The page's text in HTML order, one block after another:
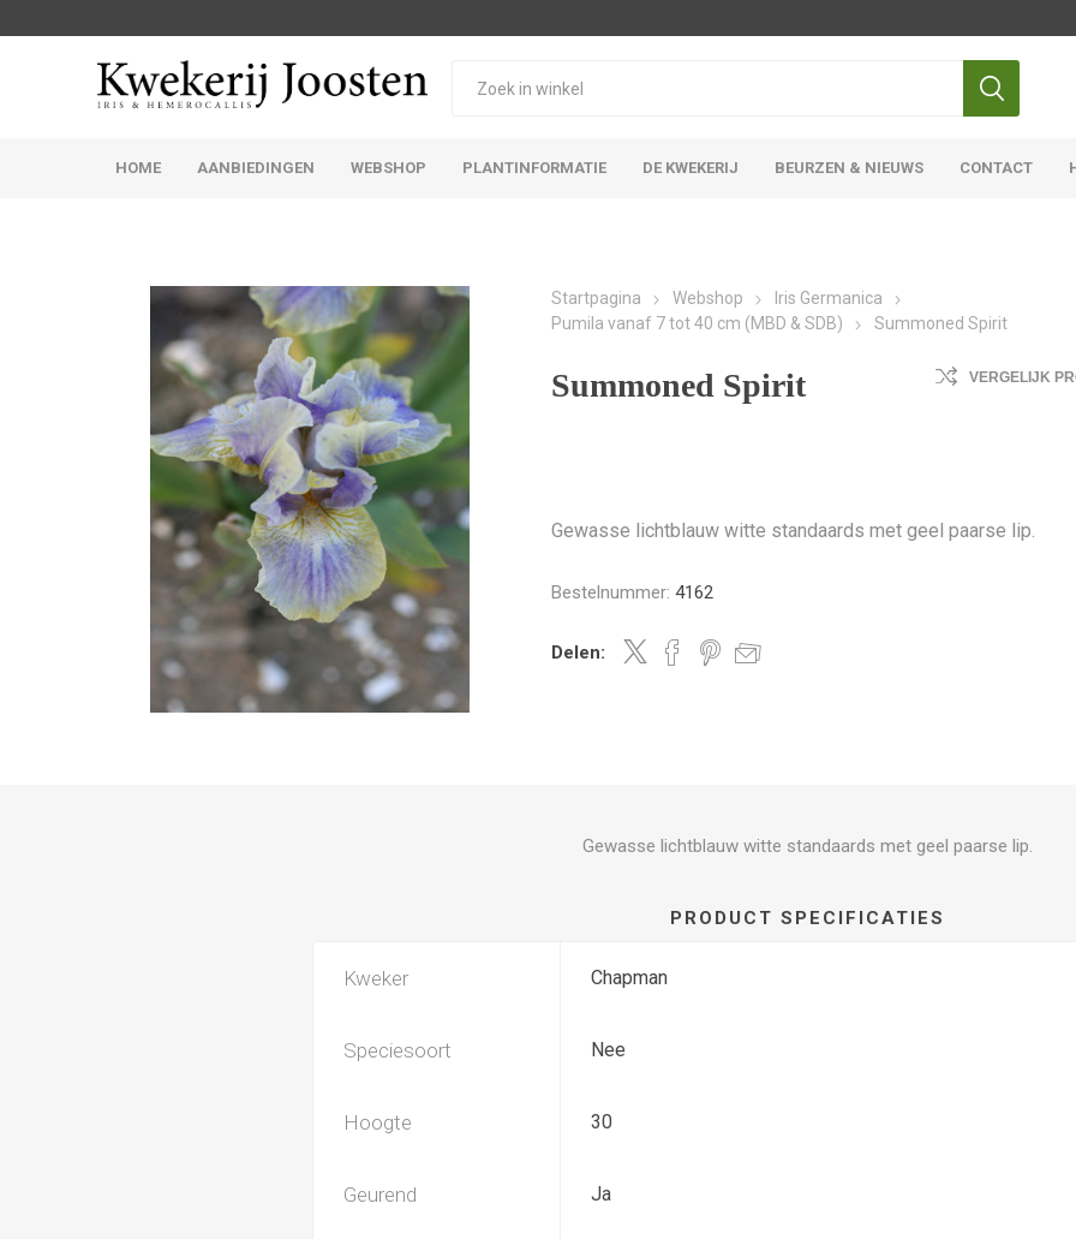
HOME AANBIEDINGEN WEBSHOP PLANTINFORMATIE DE KWEKERIJ BEURZEN & NIEUWS CONTACT
Startpagina Webshop
Iris Germanica
Pumila vanaf 7 tot 40 cm (MBD & SDB)
Summoned Spirit
Summoned Spirit VERGELIJK
Gewasse lichtblauw witte standaards met geel paarse lip.
Bestelnummer: 4162
Delen:
Gewasse lichtblauw witte standaards met geel paarse lip.
PRODUCT SPECIFICATIES
Kweker Chapman
Speciesoort Nee
Hoogte 30
Geurend Ja